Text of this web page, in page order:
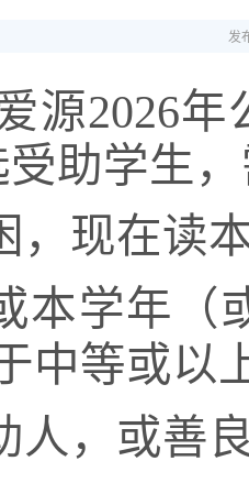
发
源2026年
助学生
，现在读
本学年（
中等或以
人，或善